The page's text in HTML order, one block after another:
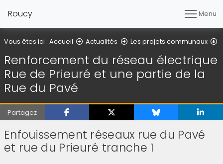
Roucy Menu
Vous êtes ici : Accueil Actualités Les projets communaux
Renforcement du réseau électrique
Rue de Prieuré et une partie de la
Rue du Pavé
Partagez
Enfouissement réseaux rue du Pavé
et rue du Prieuré tranche 1